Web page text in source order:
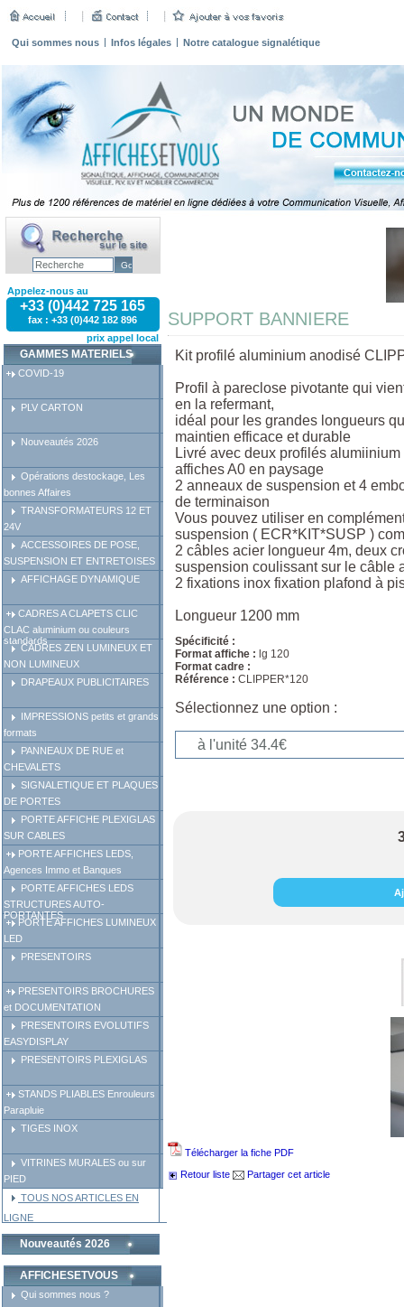
Qui sommes nous Infos légales Notre catalogue signalétique
Appelez-nous au
+33 (0)442 725 165
fax : +33 (0)442 182 896
prix appel local
GAMMES MATERIELS
COVID-19
PLV CARTON
Nouveautés 2026
Opérations destockage, Les
bonnes Affaires
TRANSFORMATEURS 12 ET
24V
ACCESSOIRES DE POSE,
SUSPENSION ET ENTRETOISES
AFFICHAGE DYNAMIQUE
CADRES A CLAPETS CLIC
CLAC aluminium ou couleurs
standards
CADRES ZEN LUMINEUX ET
NON LUMINEUX
DRAPEAUX PUBLICITAIRES
IMPRESSIONS petits et grands
formats
PANNEAUX DE RUE et
CHEVALETS
SIGNALETIQUE ET PLAQUES
DE PORTES
PORTE AFFICHE PLEXIGLAS
SUR CABLES
PORTE AFFICHES LEDS,
Agences Immo et Banques
PORTE AFFICHES LEDS
STRUCTURES AUTO-
PORTANTES
PORTE AFFICHES LUMINEUX
LED
PRESENTOIRS
PRESENTOIRS BROCHURES
et DOCUMENTATION
PRESENTOIRS EVOLUTIFS
EASYDISPLAY
PRESENTOIRS PLEXIGLAS
STANDS PLIABLES Enrouleurs
Parapluie
TIGES INOX
VITRINES MURALES ou sur
PIED
TOUS NOS ARTICLES EN
LIGNE
Nouveautés 2026
AFFICHESETVOUS
Qui sommes nous ?
SUPPORT BANNIERE
Kit profilé aluminium anodisé
Profil à pareclose pivotante qui
en la refermant,
idéal pour les grandes longueurs
maintien efficace et durable
Livré avec deux profilés
affiches A0 en paysage
2 anneaux de suspension et 4
de terminaison
Vous pouvez utiliser en
suspension ( ECR*KIT*SUSP )
2 câbles acier longueur 4m, deux
suspension coulissant sur le câble
2 fixations inox fixation plafond à
Longueur 1200 mm
Spécificité :
Format affiche : lg 120
Format cadre :
Référence : CLIPPER*120
Sélectionnez une option :
Télécharger la fiche PDF
Retour liste
Partager cet article